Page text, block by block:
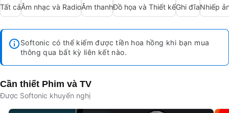
Tất cảÂm nhạc và RadioÂm thanhĐồ họa và Thiết kếGhi đĩaNhiếp
Softonic có thể kiếm được tiền hoa hồng khi bạn mua
thông qua bất kỳ liên kết nào.
Cần thiết Phim và TV
Được Softonic khuyến nghị